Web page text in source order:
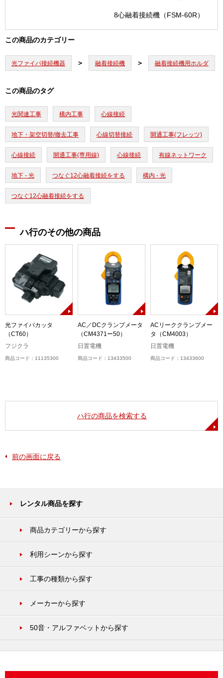
8心融着接続機（FSM-60R）
この商品のカテゴリー
光ファイバ接続機器 融着接続機 融着接続機用ホルダ
この商品のタグ
光関連工事 構内工事 心線接続
地下・架空切替/撤去工事 心線切替接続 開通工事(フレッツ)
心線接続 開通工事(専用線) 心線接続 有線ネットワーク
地下 - 光 つなぐ12心融着接続をする 構内 - 光
つなぐ12心融着接続をする
ハ行のその他の商品
光ファイバカッタ
（CT60）
フジクラ
商品コード：11135300
AC／DCクランプメータ
（CM4371ー50）
日置電機
商品コード：13433500
ACリーククランプメー
タ（CM4003）
日置電機
商品コード：13433600
ハ行の商品を検索する
前の画面に戻る
レンタル商品を探す
商品カテゴリーから探す
利用シーンから探す
工事の種類から探す
メーカーから探す
50音・アルファベットから探す